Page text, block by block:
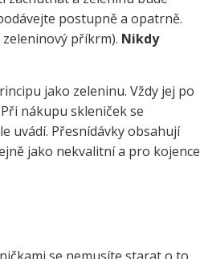
postupně a opatrně.
příkrm). Nikdy
jako zeleninu. Vždy jej po
nákupu skleniček se
uvádí. Přesnídávky obsahují
jako nekvalitní a pro kojence